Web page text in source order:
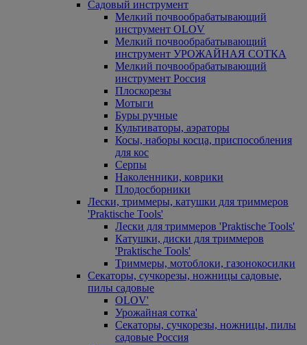
Садовый инструмент
Мелкий почвообрабатывающий
инструмент OLOV
Мелкий почвообрабатывающий
инструмент УРОЖАЙНАЯ СОТКА
Мелкий почвообрабатывающий
инструмент Россия
Плоскорезы
Мотыги
Буры ручные
Культиваторы, аэраторы
Косы, наборы косца, приспособления
для кос
Серпы
Наколенники, коврики
Плодосборники
Лески, триммеры, катушки для триммеров
'Praktische Tools'
Лески для триммеров 'Praktische Tools'
Катушки, диски для триммеров
'Praktische Tools'
Триммеры, мотоблоки, газонокосилки
Секаторы, сучкорезы, ножницы садовые,
пилы садовые
OLOV'
Урожайная сотка'
Секаторы, сучкорезы, ножницы, пилы
садовые Россия